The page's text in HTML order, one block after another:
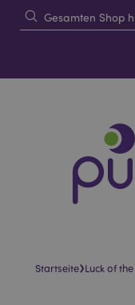
Startseite›Luck of